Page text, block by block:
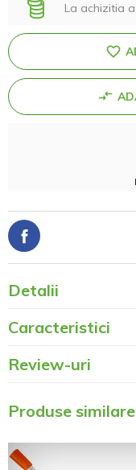
La achizitia
Detalii
Caracteristici
Review-uri
Produse similare